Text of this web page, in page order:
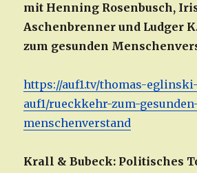
mit Henning Rosenbusch,
Aschenbrenner und Ludger
zum gesunden
https://auf1.tv/thomas-eglinski-
auf1/rueckkehr-zum-
menschenverstand
Krall & Bubeck: Politisches